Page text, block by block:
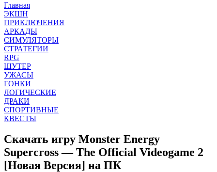
Главная
ЭКШН
ПРИКЛЮЧЕНИЯ
АРКАДЫ
СИМУЛЯТОРЫ
СТРАТЕГИИ
RPG
ШУТЕР
УЖАСЫ
ГОНКИ
ЛОГИЧЕСКИЕ
ДРАКИ
СПОРТИВНЫЕ
КВЕСТЫ
Скачать игру Monster Energy
Supercross — The Official Videogame 2
[Новая Версия] на ПК